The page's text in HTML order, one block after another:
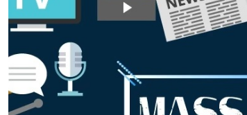
/ Acum
Ministerul
României,
în Bulgaria:
detectat